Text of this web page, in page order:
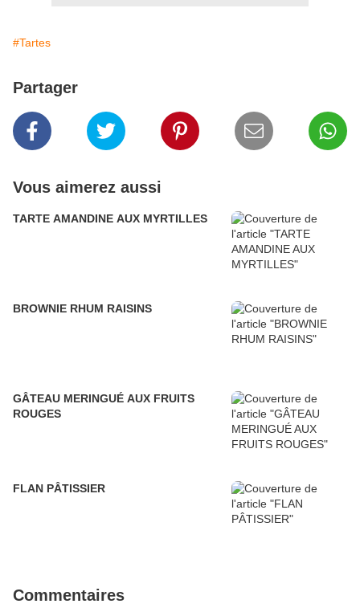
#Tartes
Partager
Vous aimerez aussi
TARTE AMANDINE AUX MYRTILLES
BROWNIE RHUM RAISINS
GÂTEAU MERINGUÉ AUX FRUITS
ROUGES
FLAN PÂTISSIER
Commentaires